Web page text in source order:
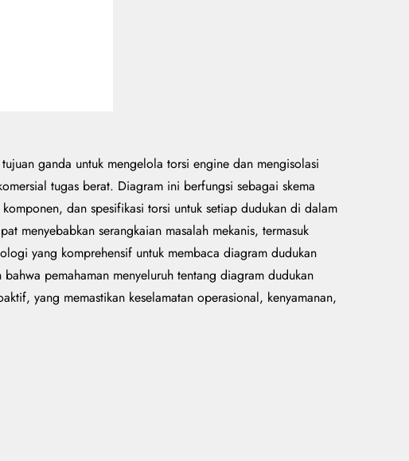
ganda untuk mengelola torsi engine dan mengisolasi
tugas berat. Diagram ini berfungsi sebagai skema
dan spesifikasi torsi untuk setiap dudukan di dalam
menyebabkan serangkaian masalah mekanis, termasuk
yang komprehensif untuk membaca diagram dudukan
pemahaman menyeluruh tentang diagram dudukan
yang memastikan keselamatan operasional, kenyamanan,